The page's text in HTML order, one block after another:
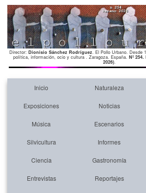
Director: Dionisio Sánchez Rodríguez. El Pollo Urbano. Desde
política, información, ocio y cultura . Zaragoza. España. Nº
2026).
Inicio Naturaleza
Exposiciones Noticias
Música Escenarios
Silvicultura Informes
Ciencia Gastronomía
Entrevistas Reportajes